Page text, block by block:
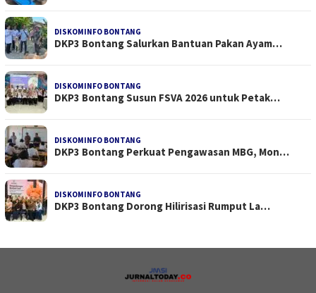
DISKOMINFO BONTANG
DKP3 Bontang Salurkan Bantuan Pakan Ayam…
DISKOMINFO BONTANG
DKP3 Bontang Susun FSVA 2026 untuk Petak…
DISKOMINFO BONTANG
DKP3 Bontang Perkuat Pengawasan MBG, Mon…
DISKOMINFO BONTANG
DKP3 Bontang Dorong Hilirisasi Rumput La…